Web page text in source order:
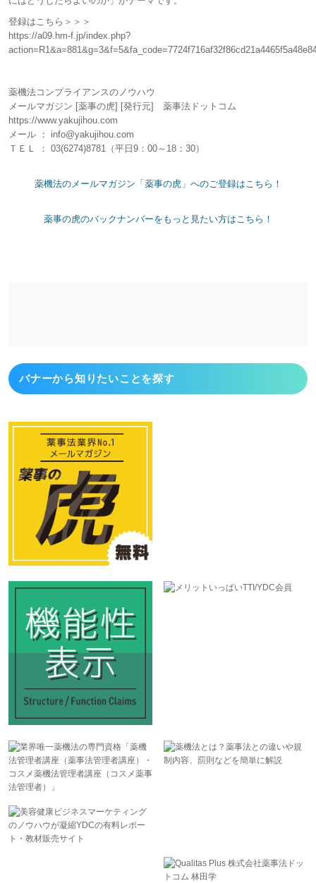
登録はこちら＞＞＞
https://a09.hm-f.jp/index.php?
薬機法コンプライアンスのノウハウ
メールマガジン [薬事の虎] [発行元] 薬事法ドットコム
https://www.yakujihou.com
メール ： info@yakujihou.com
ＴＥＬ ： 03(6274)8781（平日9：00～18：30）
薬機法のメールマガジン「薬事の虎」へのご登録はこちら！
薬事の虎のバックナンバーをもっと見たい方はこちら！
バナーから知りたいことを探す